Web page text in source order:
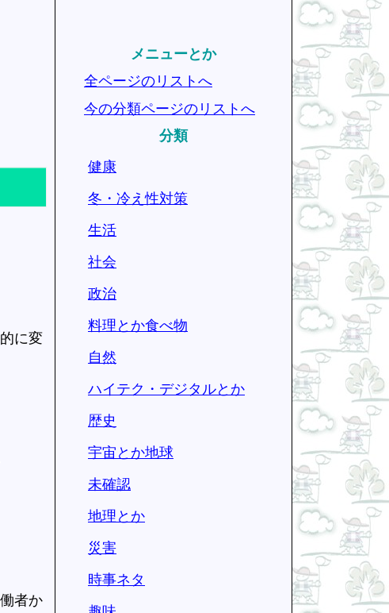
に変
者か
メニューとか
全ページのリストへ
今の分類ページのリストへ
分類
健康
冬・冷え性対策
生活
社会
政治
料理とか食べ物
自然
ハイテク・デジタルとか
歴史
宇宙とか地球
未確認
地理とか
災害
時事ネタ